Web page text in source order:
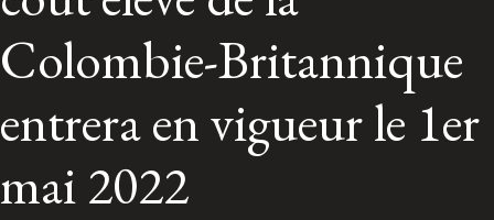
Réseau des anciens d’Osler
Contactez-nous
Colombie-Britannique
entrera en vigueur le 1er
mai 2022